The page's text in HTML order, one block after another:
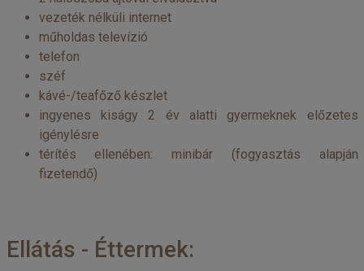
vezeték nélküli internet
műholdas televízió
telefon
széf
kávé-/teafőző készlet
ingyenes kiságy 2 év alatti gyermeknek előzetes
igénylésre
térítés ellenében: minibár (fogyasztás alapján
fizetendő)
Ellátás - Éttermek: